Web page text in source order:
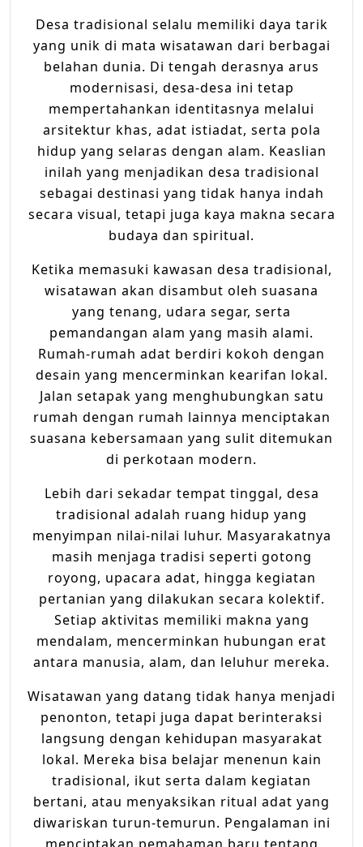
Desa tradisional selalu memiliki daya tarik
yang unik di mata wisatawan dari berbagai
belahan dunia. Di tengah derasnya arus
modernisasi, desa-desa ini tetap
mempertahankan identitasnya melalui
arsitektur khas, adat istiadat, serta pola
hidup yang selaras dengan alam. Keaslian
inilah yang menjadikan desa tradisional
sebagai destinasi yang tidak hanya indah
secara visual, tetapi juga kaya makna secara
budaya dan spiritual.
Ketika memasuki kawasan desa tradisional,
wisatawan akan disambut oleh suasana
yang tenang, udara segar, serta
pemandangan alam yang masih alami.
Rumah-rumah adat berdiri kokoh dengan
desain yang mencerminkan kearifan lokal.
Jalan setapak yang menghubungkan satu
rumah dengan rumah lainnya menciptakan
suasana kebersamaan yang sulit ditemukan
di perkotaan modern.
Lebih dari sekadar tempat tinggal, desa
tradisional adalah ruang hidup yang
menyimpan nilai-nilai luhur. Masyarakatnya
masih menjaga tradisi seperti gotong
royong, upacara adat, hingga kegiatan
pertanian yang dilakukan secara kolektif.
Setiap aktivitas memiliki makna yang
mendalam, mencerminkan hubungan erat
antara manusia, alam, dan leluhur mereka.
Wisatawan yang datang tidak hanya menjadi
penonton, tetapi juga dapat berinteraksi
langsung dengan kehidupan masyarakat
lokal. Mereka bisa belajar menenun kain
tradisional, ikut serta dalam kegiatan
bertani, atau menyaksikan ritual adat yang
diwariskan turun-temurun. Pengalaman ini